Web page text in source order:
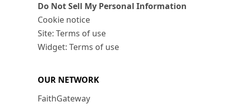
Do Not Sell My Personal Information
Cookie notice
Site: Terms of use
Widget: Terms of use
OUR NETWORK
FaithGateway